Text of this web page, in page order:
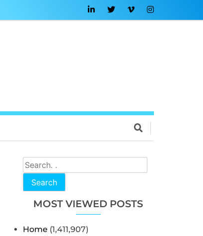
Search
MOST VIEWED POSTS
Home (1,411,907)